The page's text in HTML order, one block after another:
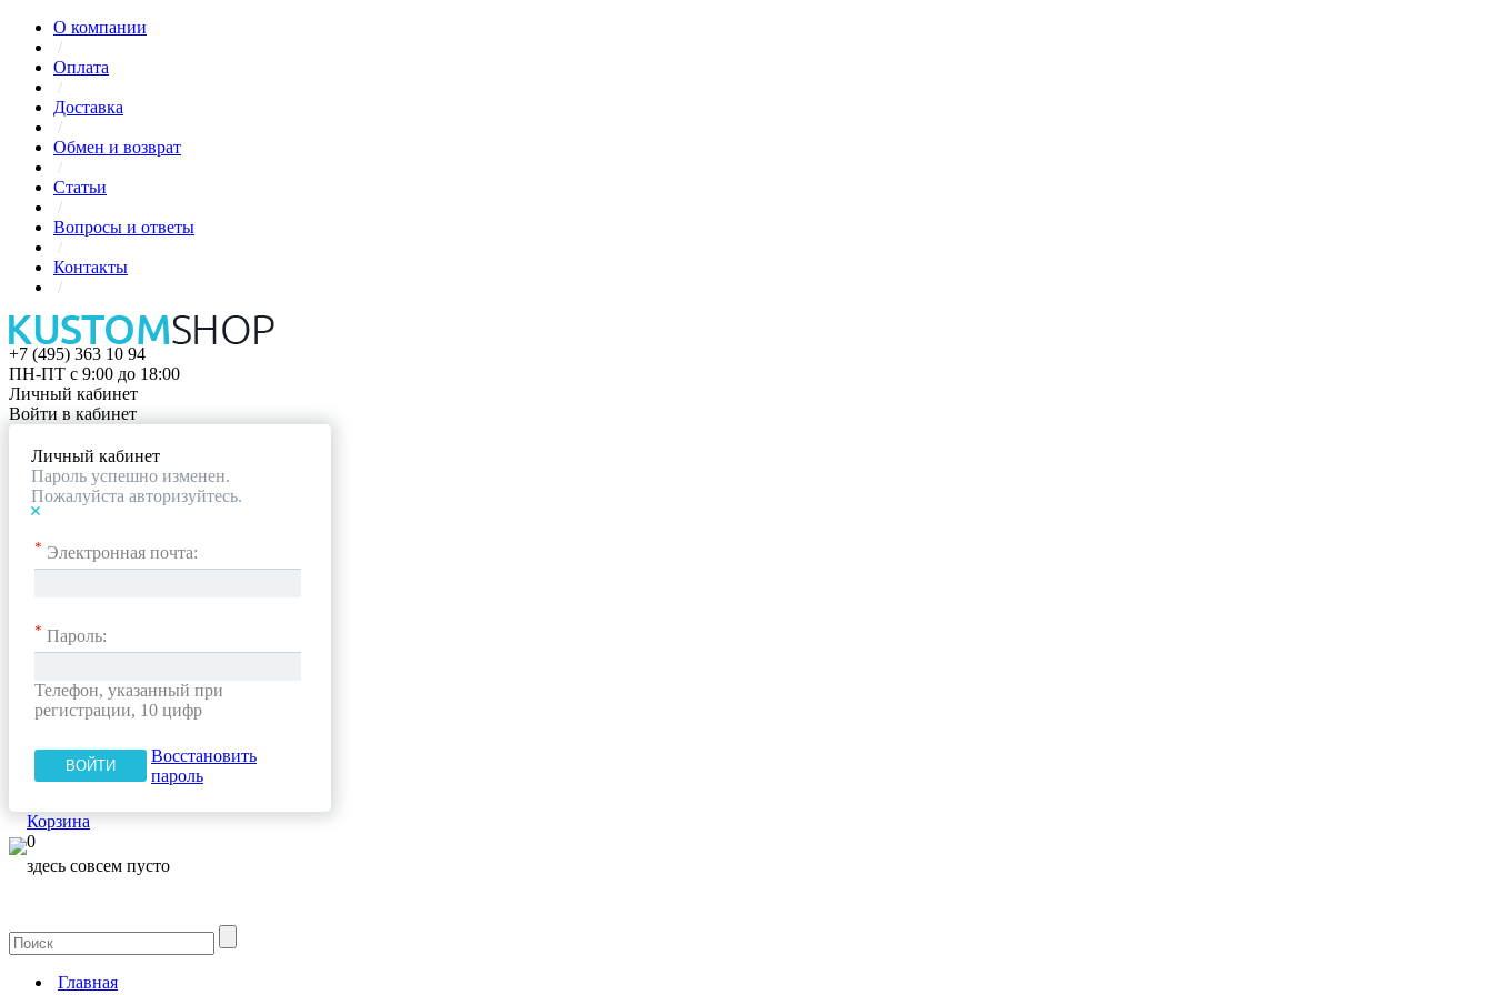
О компании
/
Оплата
/
Доставка
/
Обмен и возврат
/
Статьи
/
Вопросы и ответы
/
Контакты
/
+7 (495) 363 10 94
ПН-ПТ с 9:00 до 18:00
Личный кабинет
Войти в кабинет
Личный кабинет
Пароль успешно изменен.
Пожалуйста авторизуйтесь.
* Электронная почта:
* Пароль:
Телефон, указанный при
регистрации, 10 цифр
Восстановить
пароль
Корзина
0
здесь совсем пусто
Главная